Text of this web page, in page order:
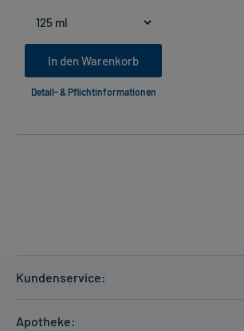
In den Warenkorb
Detail- & Pflichtinformationen
Kundenservice:
Apotheke: